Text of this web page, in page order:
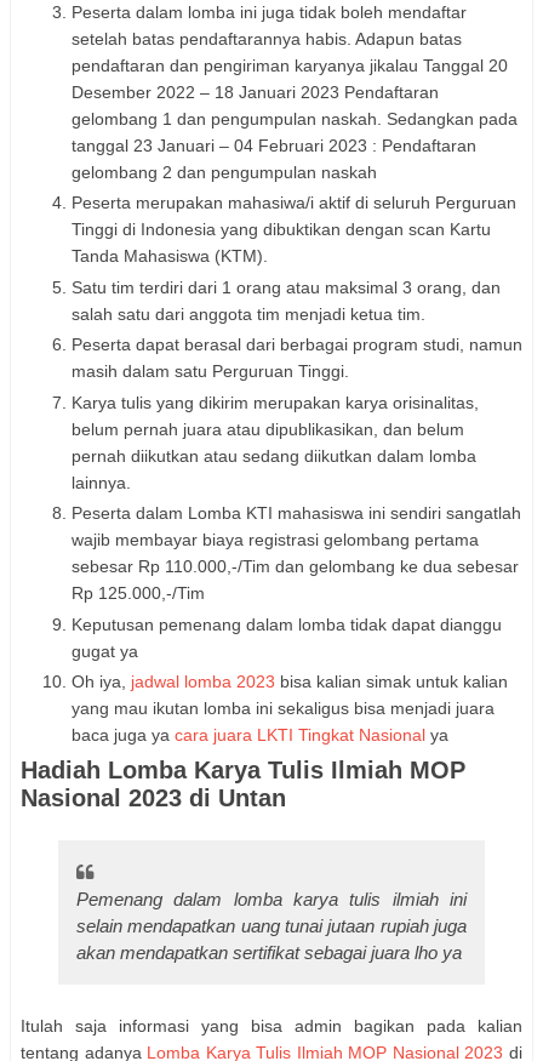
Peserta dalam lomba ini juga tidak boleh mendaftar
setelah batas pendaftarannya habis. Adapun batas
pendaftaran dan pengiriman karyanya jikalau Tanggal 20
Desember 2022 – 18 Januari 2023 Pendaftaran
gelombang 1 dan pengumpulan naskah. Sedangkan pada
tanggal 23 Januari – 04 Februari 2023 : Pendaftaran
gelombang 2 dan pengumpulan naskah
Peserta merupakan mahasiwa/i aktif di seluruh Perguruan
Tinggi di Indonesia yang dibuktikan dengan scan Kartu
Tanda Mahasiswa (KTM).
Satu tim terdiri dari 1 orang atau maksimal 3 orang, dan
salah satu dari anggota tim menjadi ketua tim.
Peserta dapat berasal dari berbagai program studi, namun
masih dalam satu Perguruan Tinggi.
Karya tulis yang dikirim merupakan karya orisinalitas,
belum pernah juara atau dipublikasikan, dan belum
pernah diikutkan atau sedang diikutkan dalam lomba
lainnya.
Peserta dalam Lomba KTI mahasiswa ini sendiri sangatlah
wajib membayar biaya registrasi gelombang pertama
sebesar Rp 110.000,-/Tim dan gelombang ke dua sebesar
Rp 125.000,-/Tim
Keputusan pemenang dalam lomba tidak dapat dianggu
gugat ya
Oh iya, jadwal lomba 2023 bisa kalian simak untuk kalian
yang mau ikutan lomba ini sekaligus bisa menjadi juara
baca juga ya cara juara LKTI Tingkat Nasional ya
Hadiah Lomba Karya Tulis Ilmiah MOP
Nasional 2023 di Untan
Pemenang dalam lomba karya tulis ilmiah ini
selain mendapatkan uang tunai jutaan rupiah juga
akan mendapatkan sertifikat sebagai juara lho ya
Itulah saja informasi yang bisa admin bagikan pada kalian
tentang adanya Lomba Karya Tulis Ilmiah MOP Nasional 2023 di